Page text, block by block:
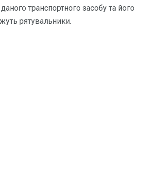
транспортного засобу та його
рятувальники.